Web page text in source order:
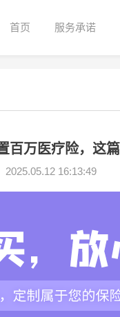
首页 服务承诺
百万医疗险，这篇
2025.05.12 16:13:49